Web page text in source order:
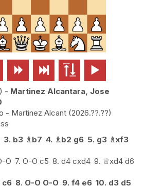
   
- Martinez Alcantara, Jose
- Martinez Alcant 2026.??.??
3. b3 ♗ b7 4. ♗ b2 g6 5. g3 ♗xf3
O 7. O-O c5 8. d4 cxd4 9. ♕xd4 d6
c6 8. O-O O-O 9. f4 e6 10. d3 d5